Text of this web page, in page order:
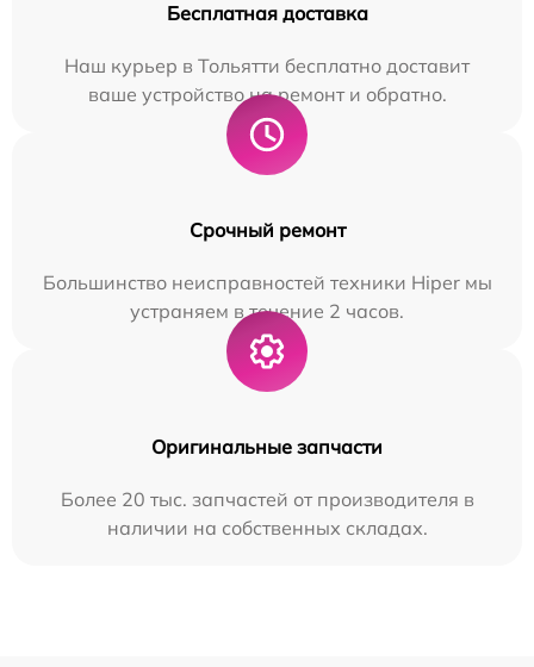
Бесплатная доставка
Наш курьер в Тольятти бесплатно доставит
ваше устройство на ремонт и обратно.
Срочный ремонт
Большинство неисправностей техники Hiper мы
устраняем в течение 2 часов.
Оригинальные запчасти
Более 20 тыс. запчастей от производителя в
наличии на собственных складах.